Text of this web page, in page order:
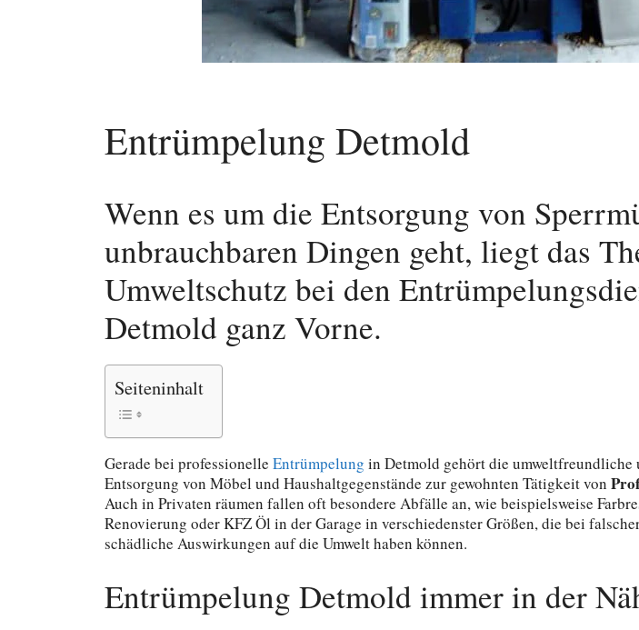
Entrümpelung Detmold
Wenn es um die Entsorgung von
unbrauchbaren Dingen geht, liegt das
Umweltschutz bei den
Detmold ganz Vorne.
Seiteninhalt
Gerade bei professionelle Entrümpelung in Detmold gehört die umweltfreundliche
Entsorgung von Möbel und Haushaltgegenstände zur gewohnten Tätigkeit von
Auch in Privaten räumen fallen oft besondere Abfälle an, wie beispielsweise
Renovierung oder KFZ Öl in der Garage in verschiedenster Größen, die bei
schädliche Auswirkungen auf die Umwelt haben können.
Entrümpelung Detmold immer in der